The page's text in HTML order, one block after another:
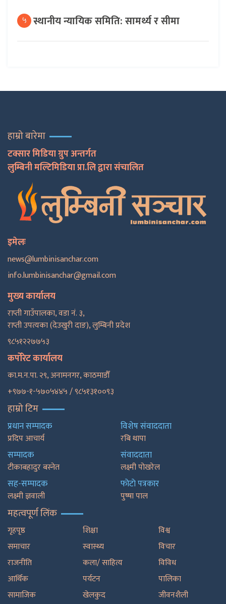
५ स्थानीय न्यायिक समिति: सामर्थ्य र सीमा
हाम्रो बारेमा
टक्सार मिडिया ग्रुप अन्तर्गत
लुम्बिनी मल्टिमिडिया प्रा.लि द्वारा संचालित
इमेलः
news@lumbinisanchar.com
info.lumbinisanchar@gmail.com
मुख्य कार्यालय
राप्ती गाउँपालका, वडा नं. ३,
राप्ती उपत्यका (देउखुरी दाङ), लुम्बिनी प्रदेश
९८५१२२७७५३
कर्पोरेट कार्यालय
का.म.न.पा. २९, अनामनगर, काठमाडाैँ
+९७७-१-५७०५४४५ / ९८५१३१००९३
हाम्रो टिम
प्रधान सम्पादक
प्रदिप आचार्य
सम्पादक
टीकाबहादुर बस्नेत
सह-सम्पादक
लक्ष्मी ज्ञवाली
विशेष संवाददाता
रबि थापा
संवाददाता
लक्ष्मी पोखरेल
फाेटाे पत्रकार
पुष्षा पाल
महत्वपूर्ण लिंक
गृहपृष्ठ
समाचार
राजनीति
आर्थिक
सामाजिक
शिक्षा
स्वास्थ्य
कला/ साहित्य
पर्यटन
खेलकुद
विश्व
विचार
विविध
पालिका
जीवनशैली